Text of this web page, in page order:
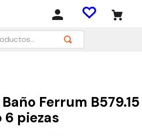
Ferrum B579.15
6 piezas